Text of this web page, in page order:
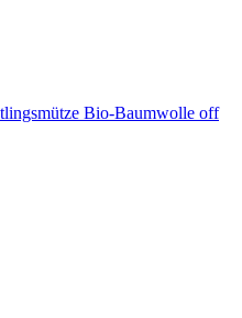
Bio-Baumwolle off